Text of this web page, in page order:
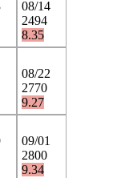
08/14
2494
8.35
08/22
2770
9.27
09/01
2800
9.34